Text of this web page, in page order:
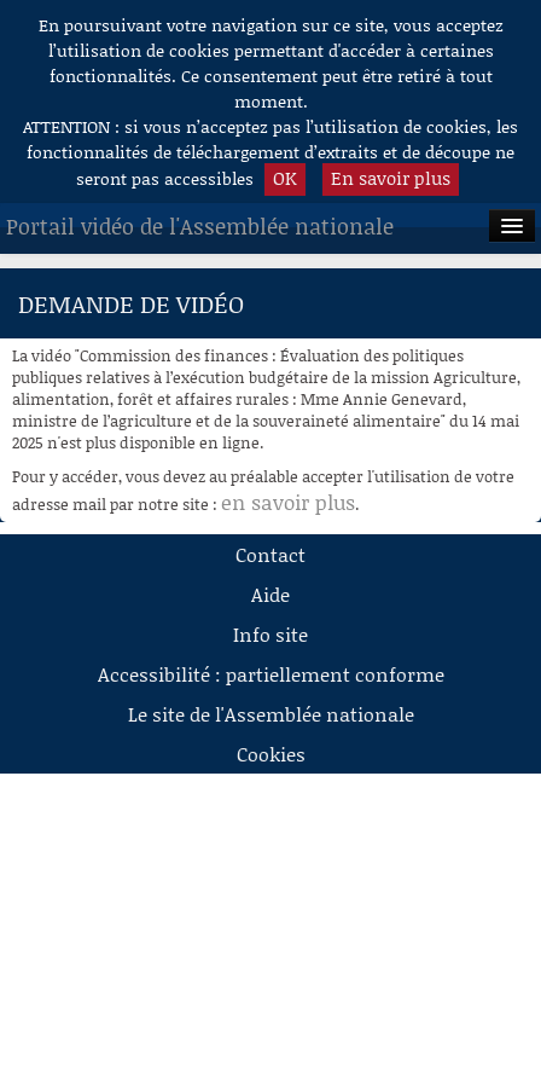
Aller au contenu
En poursuivant votre navigation sur ce site, vous acceptez
l’utilisation de cookies permettant d'accéder à certaines
fonctionnalités. Ce consentement peut être retiré à tout
moment.
ATTENTION : si vous n’acceptez pas l’utilisation de cookies, les
fonctionnalités de téléchargement d’extraits et de découpe ne
seront pas accessibles
OK En savoir plus
Portail vidéo de l'Assemblée nationale
ACCUEIL
À LA DEMANDE
RECHERCHE
AIDE À LA DÉCOUPE
DE VIDÉOS
DEMANDE DE VIDÉO
La vidéo "Commission des finances : Évaluation des politiques
publiques relatives à l’exécution budgétaire de la mission Agriculture,
alimentation, forêt et affaires rurales : Mme Annie Genevard,
ministre de l’agriculture et de la souveraineté alimentaire" du 14 mai
2025 n'est plus disponible en ligne.
Pour y accéder, vous devez au préalable accepter l'utilisation de votre
adresse mail par notre site : en savoir plus.
Contact
Aide
Info site
Accessibilité : partiellement conforme
Le site de l'Assemblée nationale
Cookies